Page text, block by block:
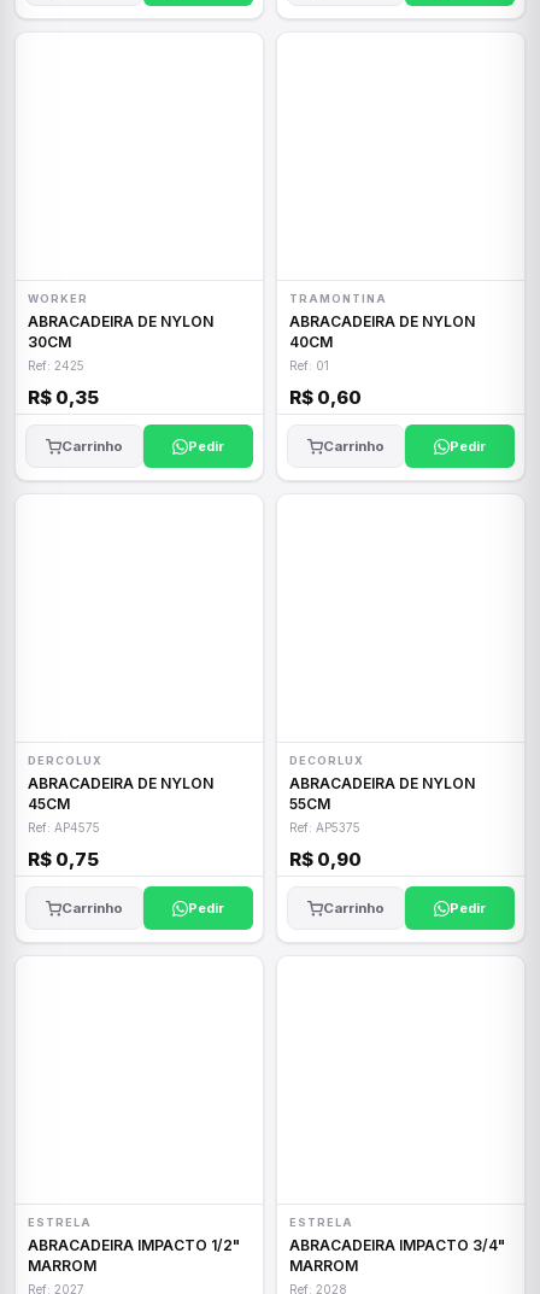
WORKER
ABRACADEIRA DE NYLON
30CM
Ref: 2425
R$ 0,35
Carrinho Pedir
TRAMONTINA
ABRACADEIRA DE NYLON
40CM
Ref: 01
R$ 0,60
Carrinho Pedir
DERCOLUX
ABRACADEIRA DE NYLON
45CM
Ref: AP4575
R$ 0,75
Carrinho Pedir
DECORLUX
ABRACADEIRA DE NYLON
55CM
Ref: AP5375
R$ 0,90
Carrinho Pedir
ESTRELA
ABRACADEIRA IMPACTO 1/2"
MARROM
Ref: 2027
ESTRELA
ABRACADEIRA IMPACTO 3/4"
MARROM
Ref: 2028